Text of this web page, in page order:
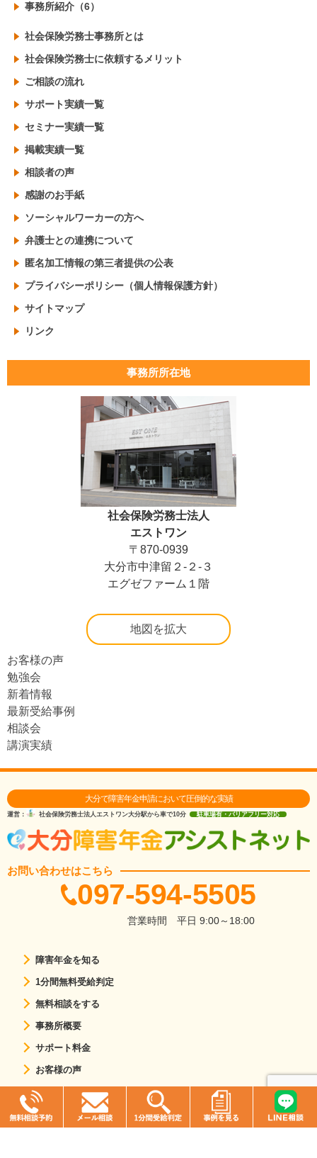
事務所紹介（6）
社会保険労務士事務所とは
社会保険労務士に依頼するメリット
ご相談の流れ
サポート実績一覧
セミナー実績一覧
掲載実績一覧
相談者の声
感謝のお手紙
ソーシャルワーカーの方へ
弁護士との連携について
匿名加工情報の第三者提供の公表
プライバシーポリシー（個人情報保護方針）
サイトマップ
リンク
事務所所在地
社会保険労務士法人
エストワン
〒870-0939
大分市中津留２-２-３
エグゼファーム１階
地図を拡大
お客様の声
勉強会
新着情報
最新受給事例
相談会
講演実績
大分で障害年金申請において圧倒的な実績
運営： 社会保険労務士法人エストワン大分駅から車で10分 駐車場有・バリアフリー対応
お問い合わせはこちら
097-594-5505
営業時間 平日 9:00～18:00
障害年金を知る
1分間無料受給判定
無料相談をする
事務所概要
サポート料金
お客様の声
Copyright (C) 社会保険労務士法人エストワン
All Rights Reserved.